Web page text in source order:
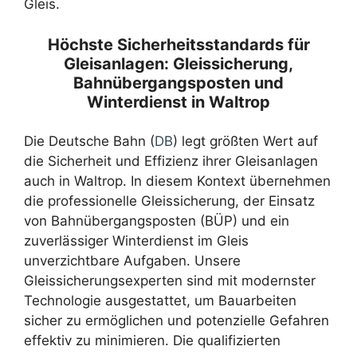
Gleis.
Höchste Sicherheitsstandards für
Gleisanlagen: Gleissicherung,
Bahnübergangsposten und
Winterdienst in Waltrop
Die Deutsche Bahn (DB) legt größten Wert auf
die Sicherheit und Effizienz ihrer Gleisanlagen
auch in Waltrop. In diesem Kontext übernehmen
die professionelle Gleissicherung, der Einsatz
von Bahnübergangsposten (BÜP) und ein
zuverlässiger Winterdienst im Gleis
unverzichtbare Aufgaben. Unsere
Gleissicherungsexperten sind mit modernster
Technologie ausgestattet, um Bauarbeiten
sicher zu ermöglichen und potenzielle Gefahren
effektiv zu minimieren. Die qualifizierten